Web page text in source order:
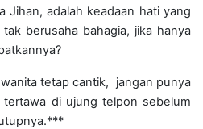
Jihan, adalah keadaan hati yang
berusaha bahagia, jika hanya
wanita tetap cantik, jangan punya
tertawa di ujung telpon sebelum